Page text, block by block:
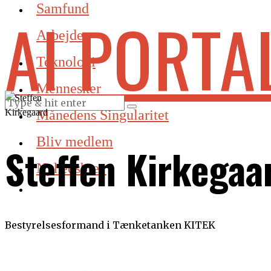
Samfund
Arbejde
Teknologi
Mennesker
Månedens Singularitet
Bliv medlem
Nyhedsbrev
AI
Steffen
Bestyrelsesformand i Tænketanken KITEK